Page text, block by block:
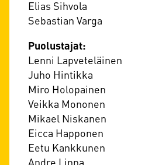
Elias Sihvola
Sebastian Varga
Puolustajat:
Lenni Lapveteläinen
Juho Hintikka
Miro Holopainen
Veikka Mononen
Mikael Niskanen
Eicca Happonen
Eetu Kankkunen
Andre Linna